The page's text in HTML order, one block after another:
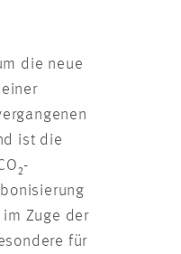
die neue
ist die
Zuge der
für